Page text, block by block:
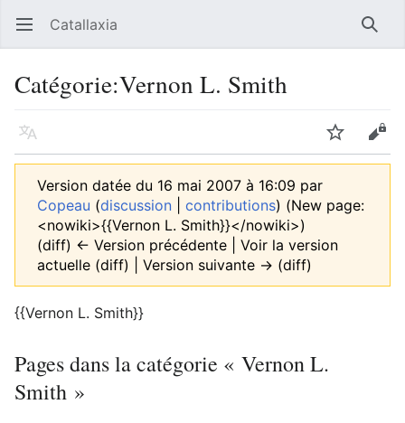
Ouvrir le menu principal Catallaxia
Catégorie:Vernon L. Smith
Langue Suivre
Version datée du 16 mai 2007 à 16:09 par
Copeau (discussion contributions) (New page:
<nowiki>{{Vernon L. Smith}}</nowiki>)
(diff) ← Version précédente | Voir la version
actuelle (diff) | Version suivante → (diff)
{{Vernon L. Smith}}
Pages dans la catégorie « Vernon L.
Smith »